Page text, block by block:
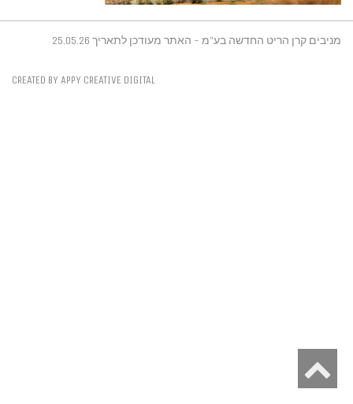
מניבים קרן הריט החדשה בע"מ - האתר מעודכן לתאריך 25.05.26
CREATED BY APPY CREATIVE DIGITAL
לראש